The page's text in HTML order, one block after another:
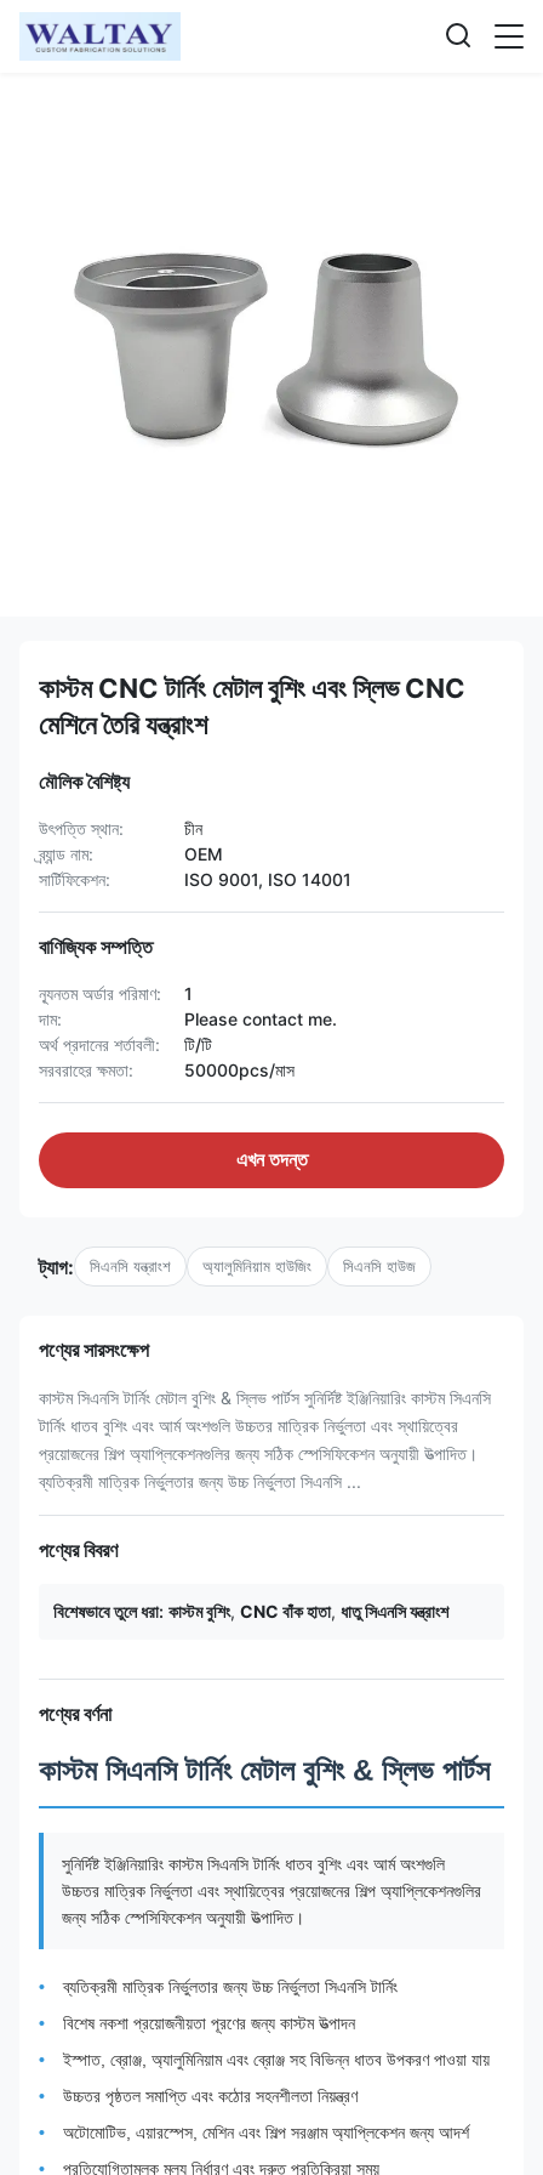
কাস্টম CNC টার্নিং মেটাল বুশিং এবং স্লিভ CNC
মেশিনে তৈরি যন্ত্রাংশ
মৌলিক বৈশিষ্ট্য
উৎপত্তি স্থান:
চীন
ব্র্যান্ড নাম:
OEM
সার্টিফিকেশন:
ISO 9001, ISO 14001
বাণিজ্যিক সম্পত্তি
ন্যূনতম অর্ডার পরিমাণ:
1
দাম:
Please contact me.
অর্থ প্রদানের শর্তাবলী:
টি/টি
সরবরাহের ক্ষমতা:
50000pcs/মাস
এখন তদন্ত
ট্যাগ: সিএনসি যন্ত্রাংশ অ্যালুমিনিয়াম হাউজিং সিএনসি হাউজ
পণ্যের সারসংক্ষেপ
কাস্টম সিএনসি টার্নিং মেটাল বুশিং & স্লিভ পার্টস সুনির্দিষ্ট ইঞ্জিনিয়ারিং কাস্টম সিএনসি
টার্নিং ধাতব বুশিং এবং আর্ম অংশগুলি উচ্চতর মাত্রিক নির্ভুলতা এবং স্থায়িত্বের
প্রয়োজনের শিল্প অ্যাপ্লিকেশনগুলির জন্য সঠিক স্পেসিফিকেশন অনুযায়ী উত্পাদিত।
ব্যতিক্রমী মাত্রিক নির্ভুলতার জন্য উচ্চ নির্ভুলতা সিএনসি ...
পণ্যের বিবরণ
বিশেষভাবে তুলে ধরা: কাস্টম বুশিং, CNC বাঁক হাতা, ধাতু সিএনসি যন্ত্রাংশ
পণ্যের বর্ণনা
কাস্টম সিএনসি টার্নিং মেটাল বুশিং & স্লিভ পার্টস
সুনির্দিষ্ট ইঞ্জিনিয়ারিং কাস্টম সিএনসি টার্নিং ধাতব বুশিং এবং আর্ম অংশগুলি
উচ্চতর মাত্রিক নির্ভুলতা এবং স্থায়িত্বের প্রয়োজনের শিল্প অ্যাপ্লিকেশনগুলির
জন্য সঠিক স্পেসিফিকেশন অনুযায়ী উত্পাদিত।
ব্যতিক্রমী মাত্রিক নির্ভুলতার জন্য উচ্চ নির্ভুলতা সিএনসি টার্নিং
বিশেষ নকশা প্রয়োজনীয়তা পূরণের জন্য কাস্টম উত্পাদন
ইস্পাত, ব্রোঞ্জ, অ্যালুমিনিয়াম এবং ব্রোঞ্জ সহ বিভিন্ন ধাতব উপকরণ পাওয়া যায়
উচ্চতর পৃষ্ঠতল সমাপ্তি এবং কঠোর সহনশীলতা নিয়ন্ত্রণ
অটোমোটিভ, এয়ারস্পেস, মেশিন এবং শিল্প সরঞ্জাম অ্যাপ্লিকেশন জন্য আদর্শ
প্রতিযোগিতামূলক মূল্য নির্ধারণ এবং দ্রুত প্রতিক্রিয়া সময়